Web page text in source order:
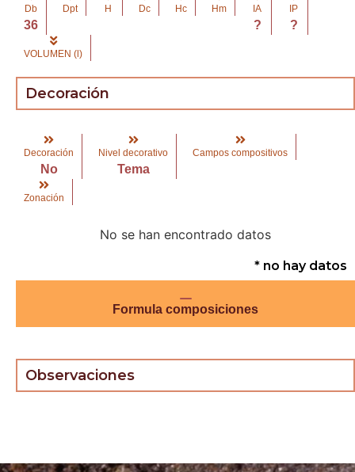
Db
36
Dpt H Dc Hc Hm IA
?
IP
?
VOLUMEN (l)
Decoración
Decoración
No
Nivel decorativo
Tema
Campos compositivos
Zonación
No se han encontrado datos
* no hay datos
Formula composiciones
Observaciones